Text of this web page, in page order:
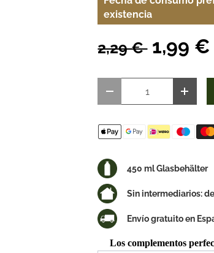
existencia
2,29 € 1,99 €
Menge verringern
450 ml Glasbehälter
Sin intermediarios:
Envío gratuito en
Los complementos